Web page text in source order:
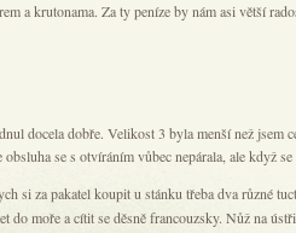
a krutonama. Za ty peníze by nám asi větší
docela dobře. Velikost 3 byla menší než jsem
se s otvíráním vůbec nepárala, ale když
si za pakatel koupit u stánku třeba dva různé
do moře a cítit se děsně francouzsky. Nůž na